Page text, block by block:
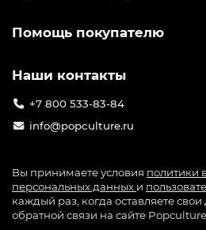
Помощь покупателю
Наши контакты
+7 800 533-83-84
info@popculture.ru
Вы принимаете условия политики
персональных данных и
каждый раз, когда оставляете
обратной связи на сайте